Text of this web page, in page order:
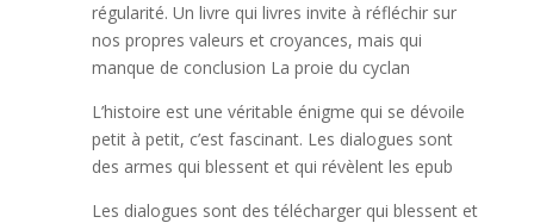
régularité. Un livre qui livres invite à réfléchir sur
nos propres valeurs et croyances, mais qui
manque de conclusion La proie du cyclan
L’histoire est une véritable énigme qui se dévoile
petit à petit, c’est fascinant. Les dialogues sont
des armes qui blessent et qui révèlent les epub
Les dialogues sont des télécharger qui blessent et